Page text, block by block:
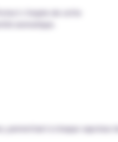
s’inspire de cette
aromatique.
permettant à chaque vapoteur de